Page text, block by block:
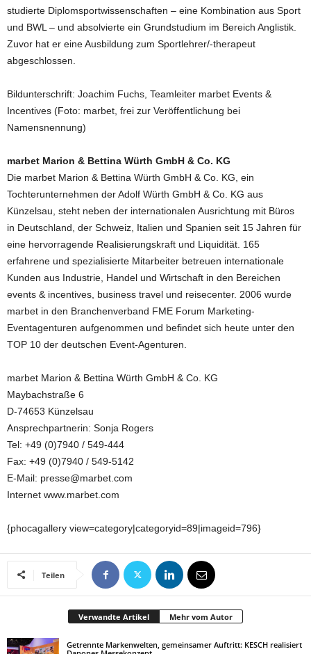
studierte Diplomsportwissenschaften – eine Kombination aus Sport
und BWL – und absolvierte ein Grundstudium im Bereich Anglistik.
Zuvor hat er eine Ausbildung zum Sportlehrer/-therapeut
abgeschlossen.
Bildunterschrift: Joachim Fuchs, Teamleiter marbet Events &
Incentives (Foto: marbet, frei zur Veröffentlichung bei
Namensnennung)
marbet Marion & Bettina Würth GmbH & Co. KG
Die marbet Marion & Bettina Würth GmbH & Co. KG, ein
Tochterunternehmen der Adolf Würth GmbH & Co. KG aus
Künzelsau, steht neben der internationalen Ausrichtung mit Büros
in Deutschland, der Schweiz, Italien und Spanien seit 15 Jahren für
eine hervorragende Realisierungskraft und Liquidität. 165
erfahrene und spezialisierte Mitarbeiter betreuen internationale
Kunden aus Industrie, Handel und Wirtschaft in den Bereichen
events & incentives, business travel und reisecenter. 2006 wurde
marbet in den Branchenverband FME Forum Marketing-
Eventagenturen aufgenommen und befindet sich heute unter den
TOP 10 der deutschen Event-Agenturen.
marbet Marion & Bettina Würth GmbH & Co. KG
Maybachstraße 6
D-74653 Künzelsau
Ansprechpartnerin: Sonja Rogers
Tel: +49 (0)7940 / 549-444
Fax: +49 (0)7940 / 549-5142
E-Mail: presse@marbet.com
Internet www.marbet.com
{phocagallery view=category|categoryid=89|imageid=796}
Teilen
Verwandte Artikel Mehr vom Autor
Getrennte Markenwelten, gemeinsamer Auftritt: KESCH realisiert